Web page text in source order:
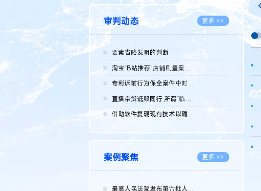
审判动态 更多 >>
要素省略发明的判断
淘宝“B站推荐”店铺刷量案维持原判，两被告连带赔偿150万元
专利诉前行为保全案件中对仿制药申请人曾作出三类声明的考量及违...
直播带货诋毁同行 所谓“临场发挥”不免责
借助软件复现现有技术以确认相关参数特征是否被公开
案例聚焦 更多 >>
最高人民法院发布第六批人民法院种业知识产权司法保护典型案例 含...